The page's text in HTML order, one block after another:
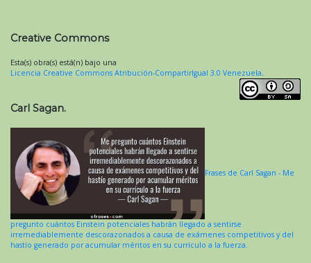
Creative Commons
Esta(s) obra(s) está(n) bajo una
Licencia Creative Commons Atribución-CompartirIgual 3.0 Venezuela.
Carl Sagan.
Frases de Carl Sagan - Me
pregunto cuántos Einstein potenciales habrán llegado a sentirse
irremediablemente descorazonados a causa de exámenes competitivos y del
hastío generado por acumular méritos en su currículo a la fuerza.